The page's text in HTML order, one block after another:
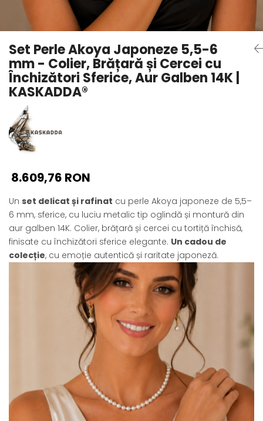
Seturi Perle cu Argint
Brățări cu Perle
Pandantive cu Perle
Brose cu Perle
Set Perle Akoya Japoneze 5,5-6
mm - Colier, Brățară și Cercei cu
Închizători Sferice, Aur Galben 14K |
KASKADDA®
8.609,76 RON
Un set delicat și rafinat cu perle Akoya japoneze de 5,5–
6 mm, sferice, cu luciu metalic tip oglindă și montură din
aur galben 14K. Colier, brățară și cercei cu tortiță închisă,
finisate cu închizători sferice elegante. Un cadou de
colecție, cu emoție autentică și raritate japoneză.